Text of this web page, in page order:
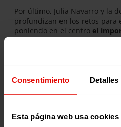
Consentimiento Detalles
Esta página web usa cookies
Por último, Julia Navarro y la
profundizan en los retos para
poniendo en el centro el
educación y la sensibilización
padres es fundamental para
hijas”, afirma Gutiérrez
población”.
¿Qué es ‘Voces
con Julia